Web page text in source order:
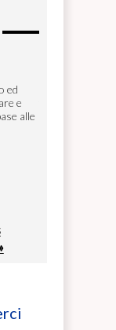
ed
e
alle